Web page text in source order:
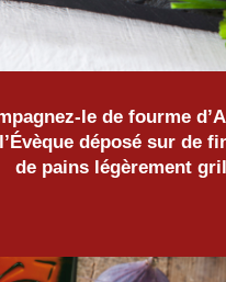
le de fourme
déposé sur de
de pains légèrement